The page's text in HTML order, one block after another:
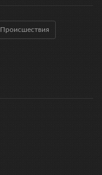
Происшествия